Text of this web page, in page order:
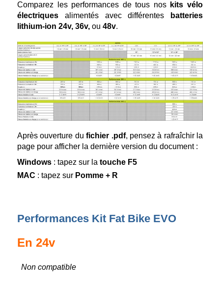
Comparez les performances de tous noskits vélo
électriques alimentés avec différentes
batteries
lithium-ion 24v, 36v, ou 48v.
Après ouverture du fichier .pdf, pensez à rafraîchir la
page pour afficher la dernière version du document :
Windows : tapez sur la touche F5
MAC : tapez sur Pomme + R
Performances Kit Fat Bike EVO
En 24v
Non compatible